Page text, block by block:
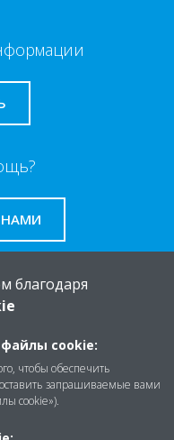
НАМИ
благодаря
cookie:
чтобы обеспечить
запрашиваемые вами
cookie»).